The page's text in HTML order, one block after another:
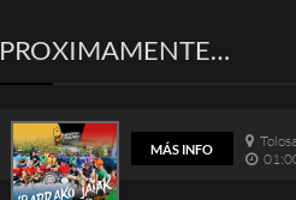
PROXIMAMENTE…
MÁS INFO
Tolosa